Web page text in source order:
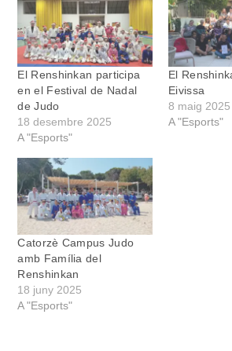
El Renshinkan participa
en el Festival de Nadal
de Judo
18 desembre 2025
A "Esports"
El
Eivissa
8 maig 2025
A "Esports"
Catorzè Campus Judo
amb Família del
Renshinkan
18 juny 2025
A "Esports"